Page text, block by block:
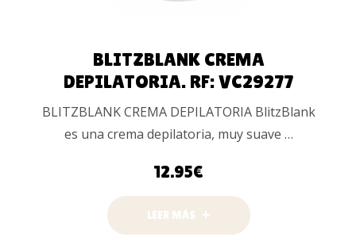
BLITZBLANK CREMA
DEPILATORIA. RF: VC29277
BLITZBLANK CREMA DEPILATORIA BlitzBlank
es una crema depilatoria, muy suave …
12.95€
LEER MÁS